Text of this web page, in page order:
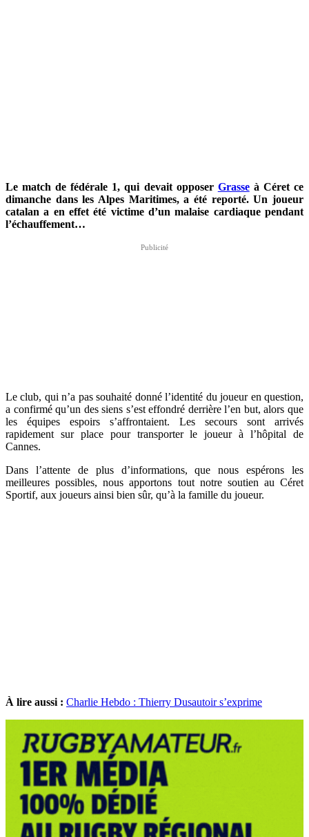
Le match de fédérale 1, qui devait opposer Grasseà Céret ce
dimanche dans les Alpes Maritimes, a été reporté. Un joueur
catalan a en effet été victime d’un malaise cardiaque pendant
l’échauffement…
Le club, qui n’a pas souhaité donné l’identité du joueur en question,
a confirmé qu’un des siens s’est effondré derrière l’en but, alors que
les équipes espoirs s’affrontaient. Les secours sont arrivés
rapidement sur place pour transporter le joueur à l’hôpital de
Cannes.
Dans l’attente de plus d’informations, que nous espérons les
meilleures possibles, nous apportons tout notre soutien au Céret
Sportif, aux joueurs ainsi bien sûr, qu’à la famille du joueur.
À lire aussi : Charlie Hebdo : Thierry Dusautoir s’exprime